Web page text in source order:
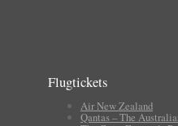
Flugtickets
Air New Zealand
Qantas – The